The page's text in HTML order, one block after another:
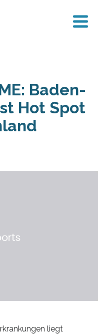
Baden-
Hot Spot
liegt